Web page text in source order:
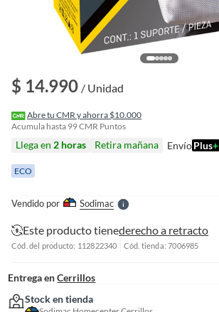
$ 14.990 / Unidad
Abre tu CMR y ahorra $10.000
Acumula hasta 99CMR Puntos
Llega en 2 horas Retira mañana EnvíoPlus+
ECO
Vendido por SodimacS
r
n
f
Este producto tienederecho a retracto
Cód. del producto: 112822340 Cód. tienda: 7006985
Entrega en Cerrillos
Stock en tienda